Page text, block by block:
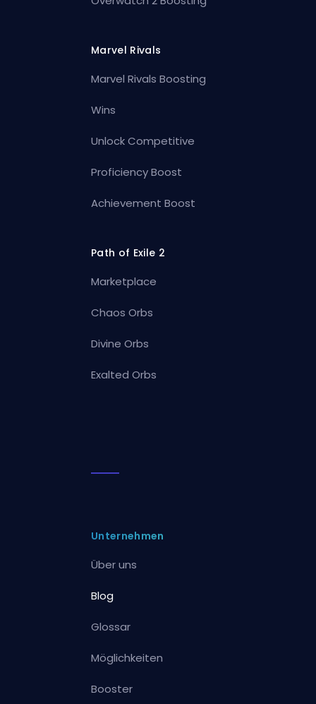
Marvel Rivals
Marvel Rivals Boosting
Wins
Unlock Competitive
Proficiency Boost
Achievement Boost
Path of Exile 2
Marketplace
Chaos Orbs
Divine Orbs
Exalted Orbs
Unternehmen
Über uns
Blog
Glossar
Möglichkeiten
Booster